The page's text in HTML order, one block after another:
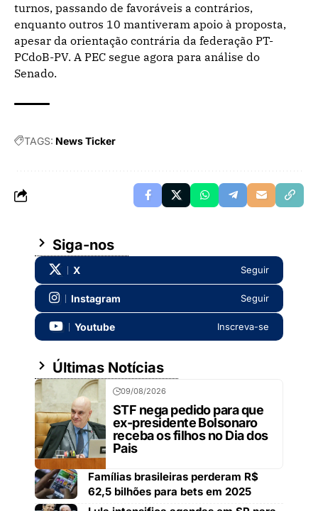
turnos, passando de favoráveis a contrários,
enquanto outros 10 mantiveram apoio à proposta,
apesar da orientação contrária da federação PT-
PCdoB-PV. A PEC segue agora para análise do
Senado.
TAGS: News Ticker
Siga-nos
X Seguir
Instagram Seguir
Youtube Inscreva-se
Últimas Notícias
09/08/2026
STF nega pedido para que
ex-presidente Bolsonaro
receba os filhos no Dia dos
Pais
Famílias brasileiras perderam R$
62,5 bilhões para bets em 2025